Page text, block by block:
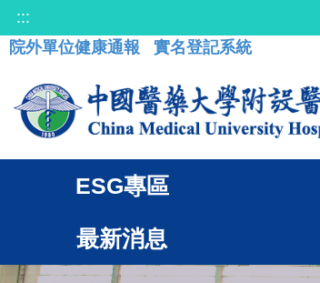
:::
院外單位健康通報
實名登記系統
ESG專區
最新消息